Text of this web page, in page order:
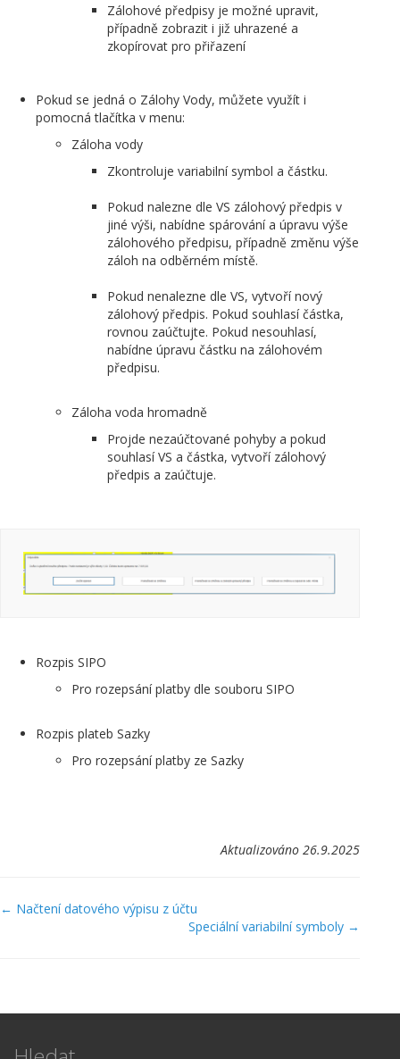
Zálohové předpisy je možné upravit,
případně zobrazit i již uhrazené a
zkopírovat pro přiřazení
Pokud se jedná o Zálohy Vody, můžete využít i
pomocná tlačítka v menu:
Záloha vody
Zkontroluje variabilní symbol a částku.
Pokud nalezne dle VS zálohový předpis v
jiné výši, nabídne spárování a úpravu výše
zálohového předpisu, případně změnu výše
záloh na odběrném místě.
Pokud nenalezne dle VS, vytvoří nový
zálohový předpis. Pokud souhlasí částka,
rovnou zaúčtujte. Pokud nesouhlasí,
nabídne úpravu částku na zálohovém
předpisu.
Záloha voda hromadně
Projde nezaúčtované pohyby a pokud
souhlasí VS a částka, vytvoří zálohový
předpis a zaúčtuje.
Rozpis SIPO
Pro rozepsání platby dle souboru SIPO
Rozpis plateb Sazky
Pro rozepsání platby ze Sazky
Aktualizováno 26.9.2025
Navigace
← Načtení datového výpisu z účtu
Speciální variabilní symboly →